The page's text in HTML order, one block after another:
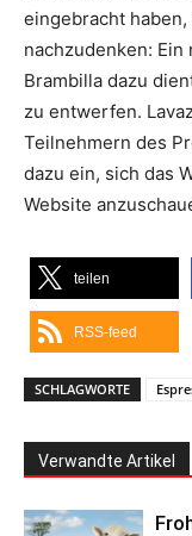
eingebracht
nachzudenken:
Brambilla dazu
zu entwerfen.
Teilnehmern des
dazu ein, sich das
Website
teilen
RSS-feed
SCHLAGWORTE
Verwandte Artikel